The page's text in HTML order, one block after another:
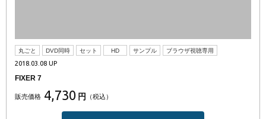
丸ごと DVD同時 セット HD サンプル ブラウザ視聴専用
2018.03.08 UP
FIXER 7
販売価格 4,730 円 （税込）